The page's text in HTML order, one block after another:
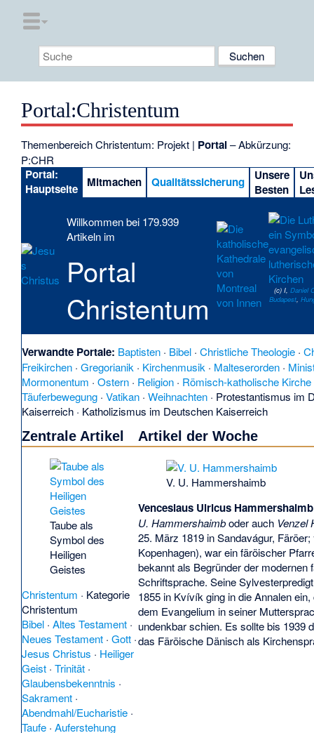
Portal:Christentum
Themenbereich Christentum: Projekt | Portal–Abkürzung:
P:CHR
Portal:
Hauptseite
Mitmachen Qualitätssicherung
Unsere
Besten
Willkommen bei 179.939
Artikeln im
Portal
Christentum
(c) I,Daniel
Budapest,
Verwandte Portale: Baptisten · Bibel ·Christliche Theologie ·
Freikirchen ·Gregorianik · Kirchenmusik · Malteserorden ·
Mormonentum ·Ostern · Religion · Römisch-katholische
Täuferbewegung ·Vatikan ·Weihnachten · Protestantismus im
Kaiserreich · Katholizismus im Deutschen Kaiserreich
Zentrale Artikel
Taube als
Symbol des
Heiligen
Geistes
Christentum · Kategorie
Christentum
Bibel ·Altes Testament ·
Neues Testament ·Gott ·
Jesus Christus · Heiliger
Geist ·Trinität ·
Glaubensbekenntnis ·
Sakrament ·
Abendmahl/Eucharistie ·
Taufe ·Auferstehung
Artikel der Woche
V. U. Hammershaimb
Venceslaus Ulricus Hammershaimb
U. Hammershaimboder auch Venzel
25. März 1819 in Sandavágur,
Kopenhagen), war ein färöischer
bekannt als Begründer der modernen
Schriftsprache. Seine
1855 in Kvívík ging in die Annalen
dem Evangelium in seiner
undenkbar schien. Es sollte bis 1939
das Färöische Dänisch als